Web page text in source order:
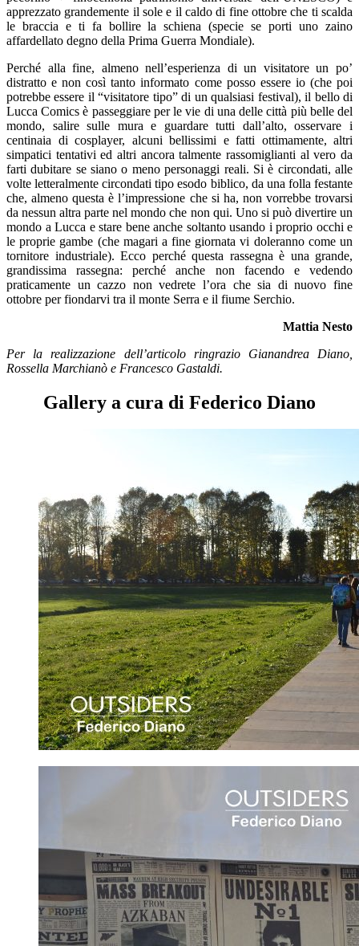
apprezzato grandemente il sole e il caldo di fine ottobre che ti scalda
le braccia e ti fa bollire la schiena (specie se porti uno zaino
affardellato degno della Prima Guerra Mondiale).
Perché alla fine, almeno nell’esperienza di un visitatore un po’
distratto e non così tanto informato come posso essere io (che poi
potrebbe essere il “visitatore tipo” di un qualsiasi festival), il bello di
Lucca Comics è passeggiare per le vie di una delle città più belle del
mondo, salire sulle mura e guardare tutti dall’alto, osservare i
centinaia di cosplayer, alcuni bellissimi e fatti ottimamente, altri
simpatici tentativi ed altri ancora talmente rassomiglianti al vero da
farti dubitare se siano o meno personaggi reali. Si è circondati, alle
volte letteralmente circondati tipo esodo biblico, da una folla festante
che, almeno questa è l’impressione che si ha, non vorrebbe trovarsi
da nessun altra parte nel mondo che non qui. Uno si può divertire un
mondo a Lucca e stare bene anche soltanto usando i proprio occhi e
le proprie gambe (che magari a fine giornata vi doleranno come un
tornitore industriale). Ecco perché questa rassegna è una grande,
grandissima rassegna: perché anche non facendo e vedendo
praticamente un cazzo non vedrete l’ora che sia di nuovo fine
ottobre per fiondarvi tra il monte Serra e il fiume Serchio.
Mattia Nesto
Per la realizzazione dell’articolo ringrazio GianandreaDiano,
Rossella Marchianò e Francesco Gastaldi.
Gallery a cura di Federico Diano